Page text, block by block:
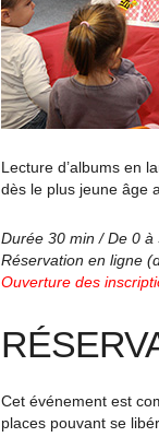
Lecture d’albums en
dès le plus jeune âge
Durée 30 min / De 0 à
Réservation en ligne
Ouverture des
Cet événement est
places pouvant se